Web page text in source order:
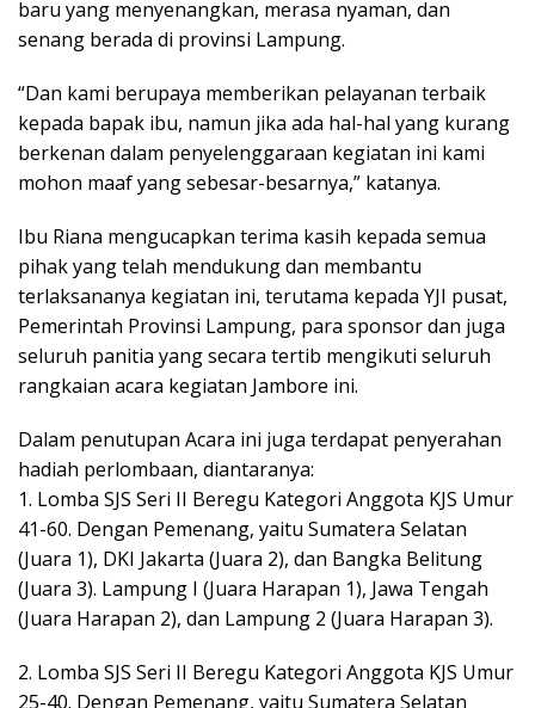
baru yang menyenangkan, merasa nyaman, dan
senang berada di provinsi Lampung.
“Dan kami berupaya memberikan pelayanan terbaik
kepada bapak ibu, namun jika ada hal-hal yang kurang
berkenan dalam penyelenggaraan kegiatan ini kami
mohon maaf yang sebesar-besarnya,” katanya.
Ibu Riana mengucapkan terima kasih kepada semua
pihak yang telah mendukung dan membantu
terlaksananya kegiatan ini, terutama kepada YJI pusat,
Pemerintah Provinsi Lampung, para sponsor dan juga
seluruh panitia yang secara tertib mengikuti seluruh
rangkaian acara kegiatan Jambore ini.
Dalam penutupan Acara ini juga terdapat penyerahan
hadiah perlombaan, diantaranya:
1. Lomba SJS Seri II Beregu Kategori Anggota KJS Umur
41-60. Dengan Pemenang, yaitu Sumatera Selatan
(Juara 1), DKI Jakarta (Juara 2), dan Bangka Belitung
(Juara 3). Lampung I (Juara Harapan 1), Jawa Tengah
(Juara Harapan 2), dan Lampung 2 (Juara Harapan 3).
2. Lomba SJS Seri II Beregu Kategori Anggota KJS Umur
25-40. Dengan Pemenang, yaitu Sumatera Selatan